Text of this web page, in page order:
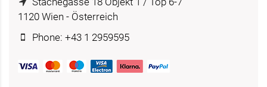
1120 Wien - Österreich
Phone: +43 1 2959595